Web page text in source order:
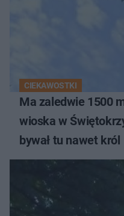
CIEKAWOSTKI
Ma zaledwie 1500
wioska w
bywał tu nawet król